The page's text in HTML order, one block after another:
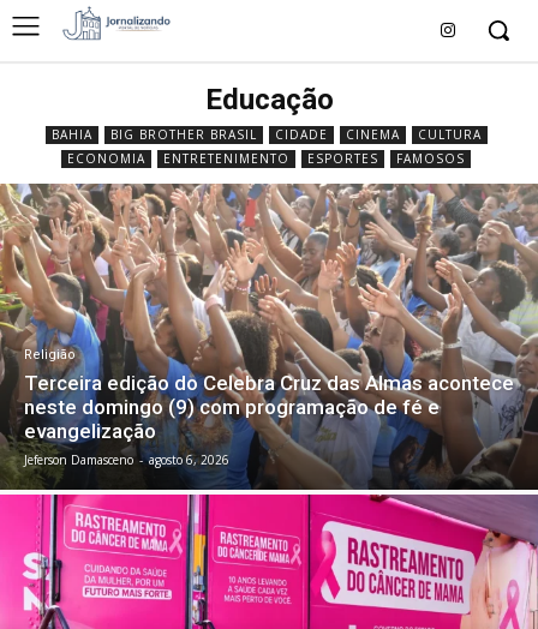
Educação
BAHIA BIG BROTHER BRASIL CIDADE CINEMA
CULTURA
ECONOMIA
ENTRETENIMENTO ESPORTES FAMOSOS
Religião
Terceira edição do Celebra Cruz das Almas acontece
neste domingo (9) com programação de fé e
evangelização
Jeferson Damasceno - agosto 6, 2026